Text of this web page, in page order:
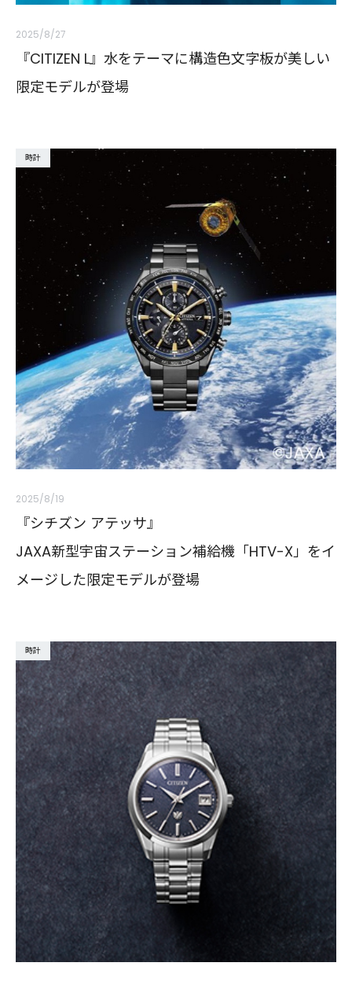
2025/8/27
『CITIZEN L』水をテーマに構造色文字板が美しい
限定モデルが登場
時計
2025/8/19
『シチズン アテッサ』
JAXA新型宇宙ステーション補給機「HTV-X」をイ
メージした限定モデルが登場
時計